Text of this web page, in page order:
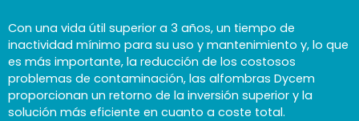
Con una vida útil superior a 3 años, un tiempo de
inactividad mínimo para su uso y mantenimiento y, lo que
es más importante, la reducción de los costosos
problemas de contaminación, las alfombras Dycem
proporcionan un retorno de la inversión superior y la
solución más eficiente en cuanto a coste total.